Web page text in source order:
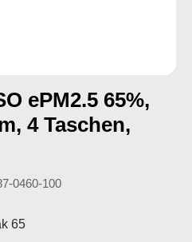
ePM2.5 65%,
4 Taschen,
0460-100
65